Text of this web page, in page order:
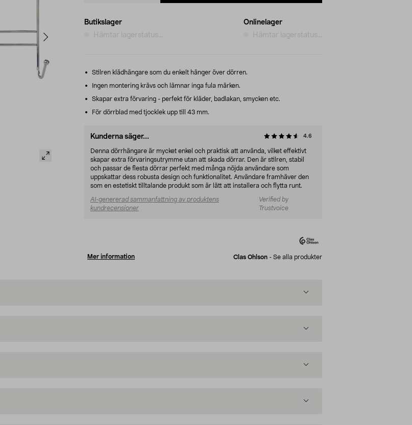
Butikslager
Hämtar lagerstatus...
Onlinelager
Hämtar lagerstatus...
Stilren klädhängare som du enkelt hänger över dörren.
Ingen montering krävs och lämnar inga fula märken.
Skapar extra förvaring - perfekt för kläder, badlakan, smycken etc.
För dörrblad med tjocklek upp till 43 mm.
Kunderna säger... 4.6
Denna dörrhängare är mycket enkel och praktisk att använda, vilket effektivt
skapar extra förvaringsutrymme utan att skada dörrar. Den är stilren, stabil
och passar de flesta dörrar perfekt med många nöjda användare som
uppskattar dess robusta design och funktionalitet. Användare framhäver den
som en estetiskt tilltalande produkt som är lätt att installera och flytta runt.
AI-genererad sammanfattning av produktens
kundrecensioner
Verified by
Trustvoice
Mer information Clas Ohlson - Se alla produkter